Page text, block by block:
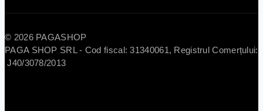
© 2026 PAGASHOP
PAGA SHOP SRL - Cod fiscal: 31340061, Registrul Comerțului:
J40/3078/2013